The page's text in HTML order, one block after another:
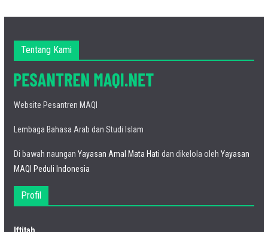
Tentang Kami
Website Pesantren MAQI
Lembaga Bahasa Arab dan Studi Islam
Di bawah naungan Yayasan Amal Mata Hati dan dikelola oleh Yayasan
MAQI Peduli Indonesia
Profil